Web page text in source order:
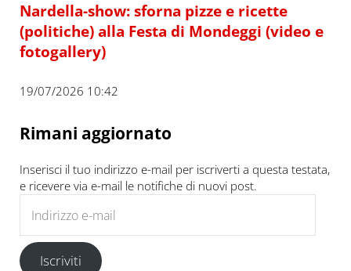
Nardella-show: sforna pizze e ricette
(politiche) alla Festa di Mondeggi (video e
fotogallery)
19/07/2026 10:42
Rimani aggiornato
Inserisci il tuo indirizzo e-mail per iscriverti a questa testata,
e ricevere via e-mail le notifiche di nuovi post.
Iscriviti